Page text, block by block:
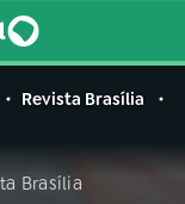
Revista Brasília
Brasília